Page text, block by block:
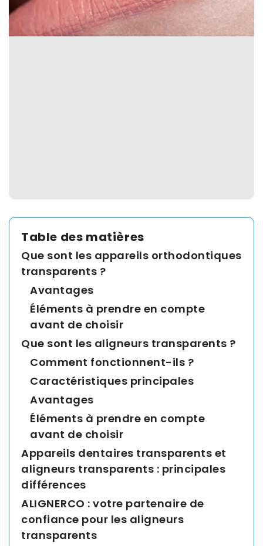
English
France
Asia
Pacific
Australia
New
Zealand
Malaysia
Table des matières
Que sont les appareils orthodontiques
transparents ?
Avantages
Éléments à prendre en compte
avant de choisir
Que sont les aligneurs transparents ?
Comment fonctionnent-ils ?
Caractéristiques principales
Avantages
Éléments à prendre en compte
avant de choisir
Appareils dentaires transparents et
aligneurs transparents : principales
différences
ALIGNERCO : votre partenaire de
confiance pour les aligneurs
transparents